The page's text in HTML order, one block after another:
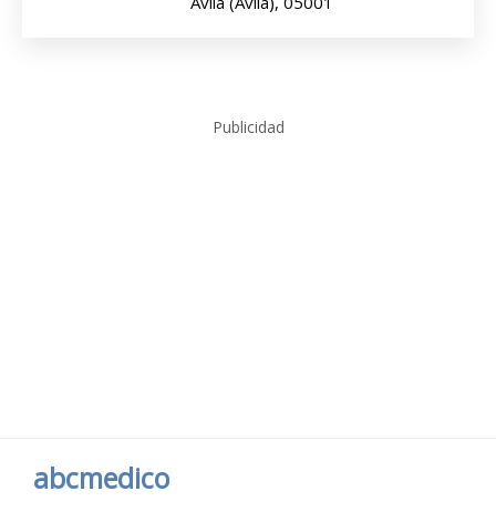
Publicidad
abcmedico